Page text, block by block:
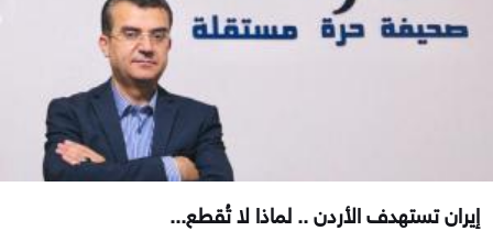
إيران تستهدف الأردن .. لماذا لا تُقطع...